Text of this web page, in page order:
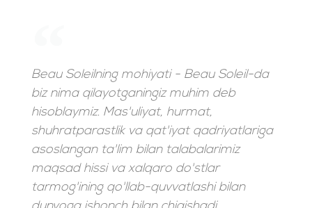
Beau Soleilning mohiyati - Beau Soleil-da
biz nima qilayotganingiz muhim deb
hisoblaymiz. Mas'uliyat, hurmat,
shuhratparastlik va qat'iyat qadriyatlariga
asoslangan ta'lim bilan talabalarimiz
maqsad hissi va xalqaro do'stlar
tarmog'ining qo'llab-quvvatlashi bilan